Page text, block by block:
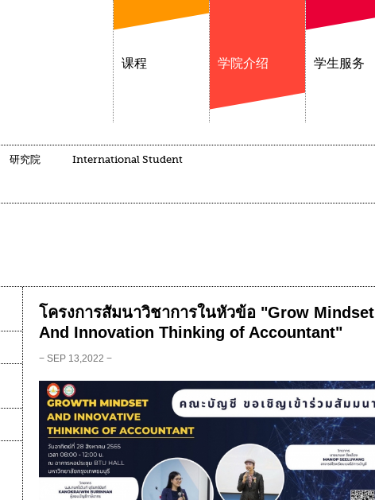
课程 学院介绍 学生服务
研究院 International Student
โครงการสัมนาวิชาการในหัวข้อ "Grow Mindset
And Innovation Thinking of Accountant"
− SEP 13,2022 −